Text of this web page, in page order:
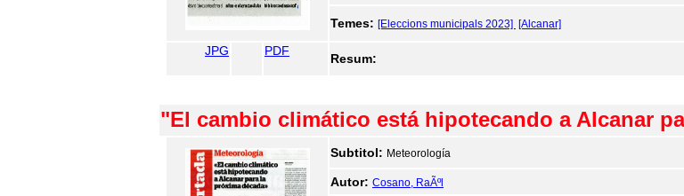
Temes: [Eleccions municipals 2023] [Alcanar]
JPG PDF
Resum:
"El cambio climático está hipotecando a Alcanar
Subtitol: Meteorología
Autor: Cosano, RaÃºl